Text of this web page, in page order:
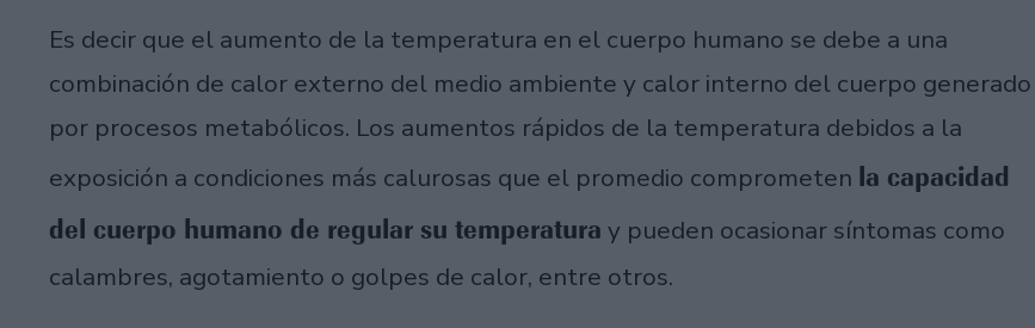
Es decir que el aumento de la temperatura en el cuerpo humano se debe a una
combinación de calor externo del medio ambiente y calor interno del cuerpo generado
por procesos metabólicos. Los aumentos rápidos de la temperatura debidos a la
exposición a condiciones más calurosas que el promedio comprometen la capacidad
del cuerpo humano de regular su temperatura y pueden ocasionar síntomas como
calambres, agotamiento o golpes de calor, entre otros.